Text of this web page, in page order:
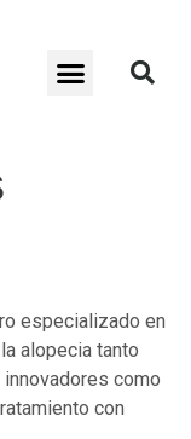
especializado en
alopecia tanto
como
con